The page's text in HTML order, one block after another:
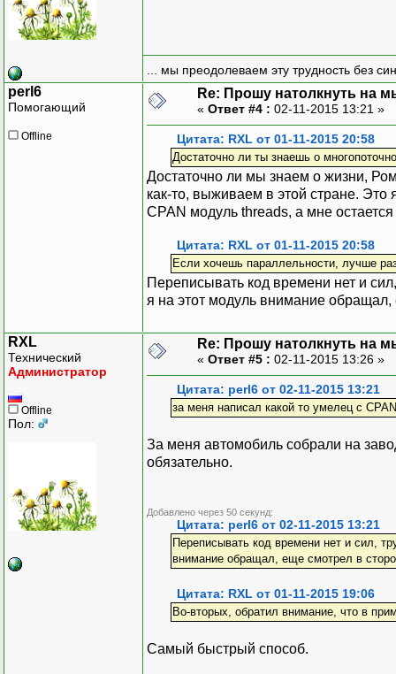
... мы преодолеваем эту трудность без
perl6
Помогающий
Offline
Re: Прошу натолкнуть на
« Ответ #4 : 02-11-2015 13:21 »
Цитата: RXL от 01-11-2015 20:58
Достаточно ли ты знаешь о
Достаточно ли мы знаем о жизни,
как-то, выживаем в этой стране. Это
CPAN модуль threads, а мне
Цитата: RXL от 01-11-2015 20:58
Если хочешь параллельности, лучше
Переписывать код времени нет и
я на этот модуль внимание
RXL
Технический
Администратор
Offline
Пол:
Re: Прошу натолкнуть на
« Ответ #5 : 02-11-2015 13:26 »
Цитата: perl6 от 02-11-2015 13:21
за меня написал какой то умелец с
За меня автомобиль собрали на
обязательно.
Добавлено через 50 секунд:
Цитата: perl6 от 02-11-2015 13:21
Переписывать код времени нет и сил,
внимание обращал, еще смотрел в
Цитата: RXL от 01-11-2015 19:06
Во-вторых, обратил внимание, что в
Самый быстрый способ.